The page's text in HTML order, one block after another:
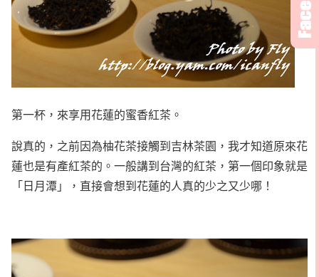
第一杯，來享用花蓮的蜜香紅茶。
說真的，之前因為柚花茶接觸到吉林茶園，我才知道原來花
蓮也是有產紅茶的。一般講到台灣的紅茶，第一個印象就是
「日月潭」，直接會想到花蓮的人真的少之又少哪！